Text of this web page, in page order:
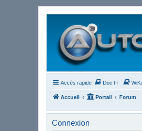
Accès rapide Doc Fr WiKi
Accueil Portail Forum
Connexion